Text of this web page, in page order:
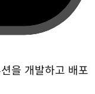
을 개발하고 배포